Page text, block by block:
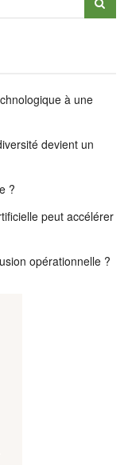
à une
devient un
?
peut accélérer
opérationnelle ?